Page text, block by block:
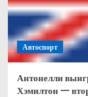
Автоспорт
Антонелли
Хэмилтон —